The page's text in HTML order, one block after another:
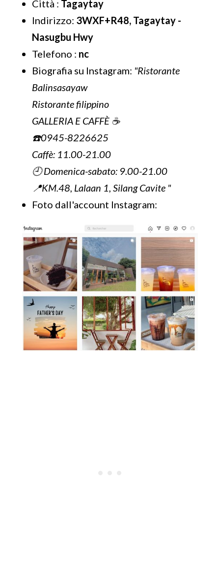
Città : Tagaytay
Indirizzo: 3WXF+R48, Tagaytay -
Nasugbu Hwy
Telefono : nc
Biografia su Instagram: "Ristorante
Balinsasayaw
Ristorante filippino
GALLERIA E CAFFÈ ☕️
☎️0945-8226625
Caffè: 11.00-21.00
🕘 Domenica-sabato: 9.00-21.00
📍KM.48, Lalaan 1, Silang Cavite "
Foto dall'account Instagram: